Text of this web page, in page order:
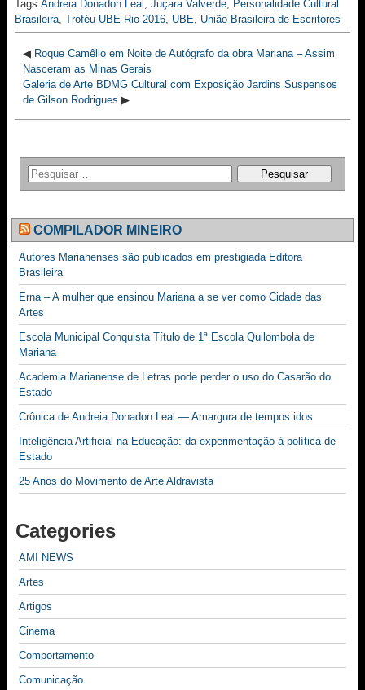
Tags:Andreia Donadon Leal , Juçara Valverde, Personalidade Cultural
Brasileira, Troféu UBE Rio 2016, UBE, União Brasileira de Escritores
◀ Roque Camêllo em Noite de Autógrafo da obra Mariana – Assim
Nasceram as Minas Gerais
Galeria de Arte BDMG Cultural com Exposição Jardins Suspensos
de Gilson Rodrigues ▶
COMPILADOR MINEIRO
Autores Marianenses são publicados em prestigiada Editora
Brasileira
Erna – A mulher que ensinou Mariana a se ver como Cidade das
Artes
Escola Municipal Conquista Título de 1ª Escola Quilombola de
Mariana
Academia Marianense de Letras pode perder o uso do Casarão do
Estado
Crônica de Andreia Donadon Leal — Amargura de tempos idos
Inteligência Artificial na Educação: da experimentação à política de
Estado
25 Anos do Movimento de Arte Aldravista
Categories
AMI NEWS
Artes
Artigos
Cinema
Comportamento
Comunicação